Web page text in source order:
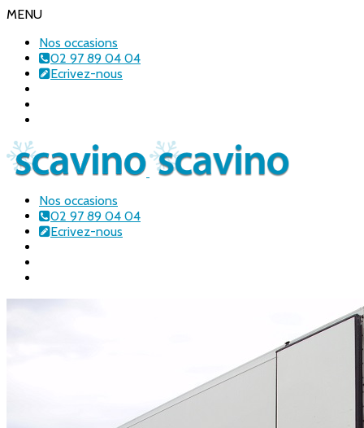
MENU
Nos occasions
02 97 89 04 04
Ecrivez-nous
Nos occasions
02 97 89 04 04
Ecrivez-nous